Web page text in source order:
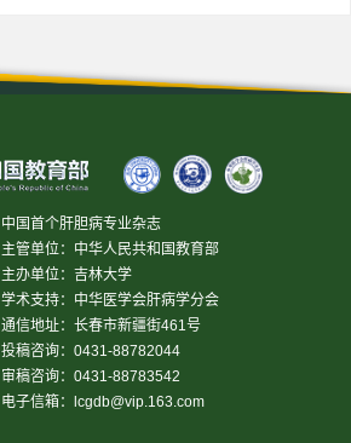
中国首个肝胆病专业杂志
主管单位：中华人民共和国教育部
主办单位：吉林大学
学术支持：中华医学会肝病学分会
通信地址：长春市新疆街461号
投稿咨询：0431-88782044
审稿咨询：0431-88783542
电子信箱：
lcgdb@vip.163.com